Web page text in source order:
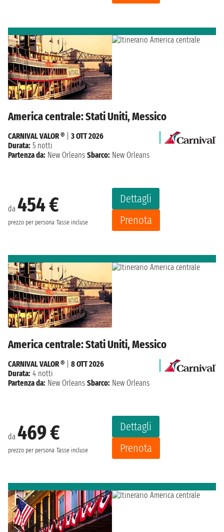
America centrale: Stati Uniti, Messico
da 454 €
prezzo per persona Tasse incluse
Dettagli
Prenota
CARNIVAL VALOR ®
3 OTT 2026
Durata: 5 notti
Partenza da: New Orleans Sbarco: New Orleans
America centrale: Stati Uniti, Messico
da 469 €
prezzo per persona Tasse incluse
Dettagli
Prenota
CARNIVAL VALOR ®
8 OTT 2026
Durata: 4 notti
Partenza da: New Orleans Sbarco: New Orleans